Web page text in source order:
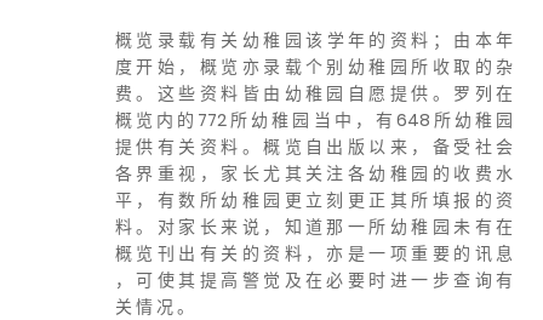
概 览 录 载 有 关 幼 稚 园 该 学 年 的 资 料 ； 由 本 年
度 开 始 ， 概 览 亦 录 载 个 别 幼 稚 园 所 收 取 的 杂
费 。 这 些 资 料 皆 由 幼 稚 园 自 愿 提 供 。 罗 列 在
概 览 内 的 772 所 幼 稚 园 当 中 ， 有 648 所 幼 稚 园
提 供 有 关 资 料 。 概 览 自 出 版 以 来 ， 备 受 社 会
各 界 重 视 ， 家 长 尤 其 关 注 各 幼 稚 园 的 收 费 水
平 ， 有 数 所 幼 稚 园 更 立 刻 更 正 其 所 填 报 的 资
料 。 对 家 长 来 说 ， 知 道 那 一 所 幼 稚 园 未 有 在
概 览 刊 出 有 关 的 资 料 ， 亦 是 一 项 重 要 的 讯 息
， 可 使 其 提 高 警 觉 及 在 必 要 时 进 一 步 查 询 有
关 情 况 。